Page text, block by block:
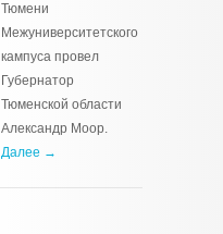
Тюмени
Межуниверситетского
кампуса провел
Губернатор
Тюменской области
Александр Моор.
Далее →